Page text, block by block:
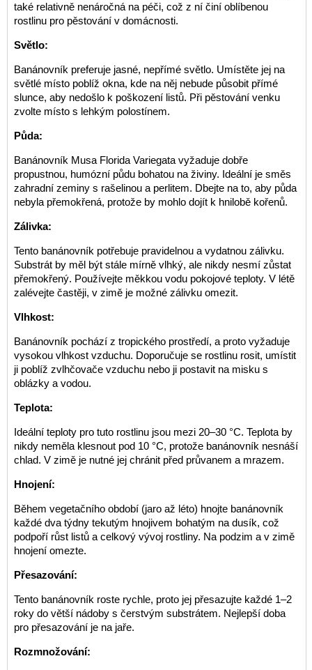
také relativně nenáročná na péči, což z ní činí oblíbenou
rostlinu pro pěstování v domácnosti.
Světlo:
Banánovník preferuje jasné, nepřímé světlo. Umístěte jej na
světlé místo poblíž okna, kde na něj nebude působit přímé
slunce, aby nedošlo k poškození listů. Při pěstování venku
zvolte místo s lehkým polostínem.
Půda:
Banánovník Musa Florida Variegata vyžaduje dobře
propustnou, humózní půdu bohatou na živiny. Ideální je směs
zahradní zeminy s rašelinou a perlitem. Dbejte na to, aby půda
nebyla přemokřená, protože by mohlo dojít k hnilobě kořenů.
Zálivka:
Tento banánovník potřebuje pravidelnou a vydatnou zálivku.
Substrát by měl být stále mírně vlhký, ale nikdy nesmí zůstat
přemokřený. Používejte měkkou vodu pokojové teploty. V létě
zalévejte častěji, v zimě je možné zálivku omezit.
Vlhkost:
Banánovník pochází z tropického prostředí, a proto vyžaduje
vysokou vlhkost vzduchu. Doporučuje se rostlinu rosit, umístit
ji poblíž zvlhčovače vzduchu nebo ji postavit na misku s
oblázky a vodou.
Teplota:
Ideální teploty pro tuto rostlinu jsou mezi 20–30 °C. Teplota by
nikdy neměla klesnout pod 10 °C, protože banánovník nesnáší
chlad. V zimě je nutné jej chránit před průvanem a mrazem.
Hnojení:
Během vegetačního období (jaro až léto) hnojte banánovník
každé dva týdny tekutým hnojivem bohatým na dusík, což
podpoří růst listů a celkový vývoj rostliny. Na podzim a v zimě
hnojení omezte.
Přesazování:
Tento banánovník roste rychle, proto jej přesazujte každé 1–2
roky do větší nádoby s čerstvým substrátem. Nejlepší doba
pro přesazování je na jaře.
Rozmnožování: